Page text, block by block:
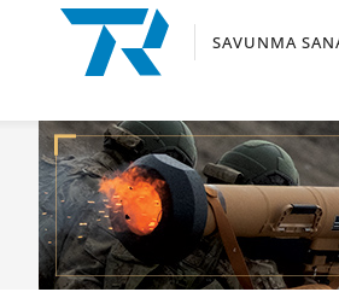
SAVUNMA